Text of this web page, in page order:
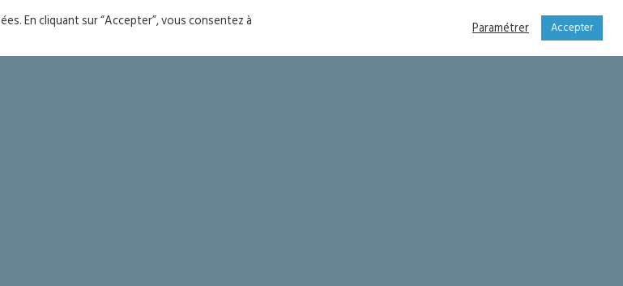
Des paroissiens viennent prier aux obsèques de
pour accomplir cette œuvre de miséricorde
En cliquant sur “Accepter”, vous consentez à Paramétrer Accepter